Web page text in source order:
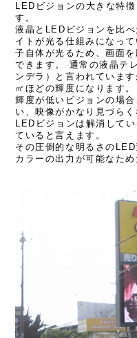
LEDビジョンの大きな特
す。
液晶とLEDビジョンを比
イトが光る仕組みになっ
子自体が光るため、画面
できます。 通常の液晶テ
ンデラ）と言われていま
㎡ほどの輝度になります。
輝度が低いビジョンの場
い、映像がかなり見づら
LEDビジョンは解消して
ていると言えます。
その圧倒的な明るさの
カラーの出力が可能なた